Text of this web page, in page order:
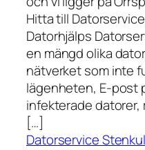
Hitta till
Datorhjälps
en mängd olika
nätverket som inte
lägenheten, E-post
infekterade datorer,
[…]
Datorservice